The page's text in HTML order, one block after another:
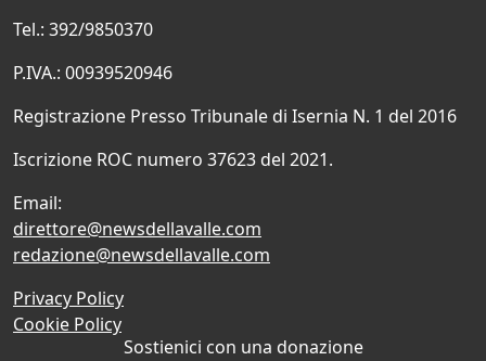
Tel.: 392/9850370
P.IVA.: 00939520946
Registrazione Presso Tribunale di Isernia N. 1 del 2016
Iscrizione ROC numero 37623 del 2021.
Email:
direttore@newsdellavalle.com
redazione@newsdellavalle.com
Privacy Policy
Cookie Policy
Sostienici con una donazione